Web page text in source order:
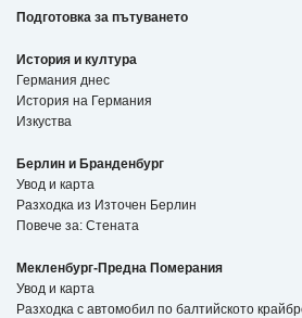
Подготовка за пътуването
История и култура
Германия днес
История на Германия
Изкуства
Берлин и Бранденбург
Увод и карта
Разходка из Източен Берлин
Повече за: Стената
Мекленбург-Предна Померания
Увод и карта
Разходка с автомобил по балтийското